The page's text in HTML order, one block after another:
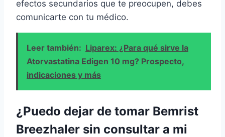
efectos secundarios que te preocupen, debes
comunicarte con tu médico.
Leer también: Liparex: ¿Para qué sirve la
Atorvastatina Edigen 10 mg? Prospecto,
indicaciones y más
¿Puedo dejar de tomar Bemrist
Breezhaler sin consultar a mi